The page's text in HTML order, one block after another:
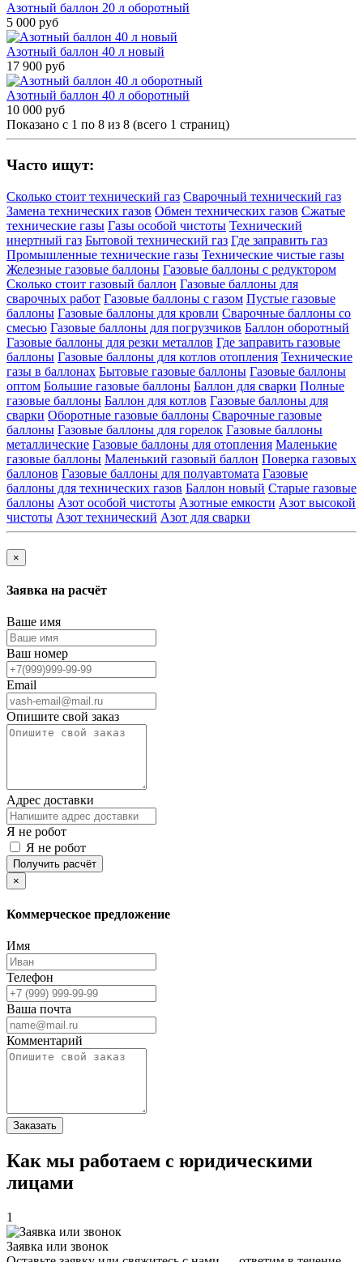
Азотный баллон 20 л оборотный
5 000 руб
Азотный баллон 40 л новый
17 900 руб
Азотный баллон 40 л оборотный
10 000 руб
Показано с 1 по 8 из 8 (всего 1 страниц)
Часто ищут:
Сколько стоит технический газ Сварочный технический газ
Замена технических газов Обмен технических газов Сжатые
технические газы Газы особой чистоты Технический
инертный газ Бытовой технический газ Где заправить газ
Промышленные технические газы Технические чистые газы
Железные газовые баллоны Газовые баллоны с редуктором
Сколько стоит газовый баллон Газовые баллоны для
сварочных работ Газовые баллоны с газом Пустые газовые
баллоны Газовые баллоны для кровли Сварочные баллоны со
смесью Газовые баллоны для погрузчиков Баллон оборотный
Газовые баллоны для резки металлов Где заправить газовые
баллоны Газовые баллоны для котлов отопления Технические
газы в баллонах Бытовые газовые баллоны Газовые баллоны
оптом Большие газовые баллоны Баллон для сварки Полные
газовые баллоны Баллон для котлов Газовые баллоны для
сварки Оборотные газовые баллоны Сварочные газовые
баллоны Газовые баллоны для горелок Газовые баллоны
металлические Газовые баллоны для отопления Маленькие
газовые баллоны Маленький газовый баллон Поверка газовых
баллонов Газовые баллоны для полуавтомата Газовые
баллоны для технических газов Баллон новый Старые газовые
баллоны Азот особой чистоты Азотные емкости Азот высокой
чистоты Азот технический Азот для сварки
×
Заявка на расчёт
Ваше имя
Ваш номер
Email
Опишите свой заказ
Адрес доставки
Я не робот
Я не робот
Получить расчёт
×
Коммерческое предложение
Имя
Телефон
Ваша почта
Комментарий
Заказать
Как мы работаем с юридическими
лицами
1
Заявка или звонок